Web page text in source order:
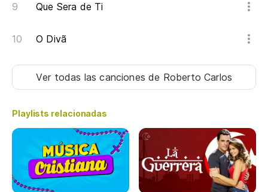
Que Sera de Ti
O Divã
Ver todas las cancionesde Roberto Carlos
Playlists relacionadas